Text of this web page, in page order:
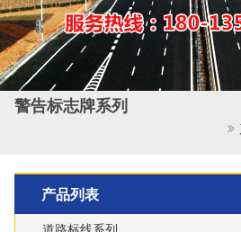
警告标志牌系列
产品列表